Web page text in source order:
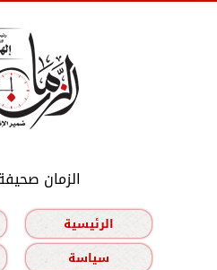
الزمان
الرئيسية
سياسة